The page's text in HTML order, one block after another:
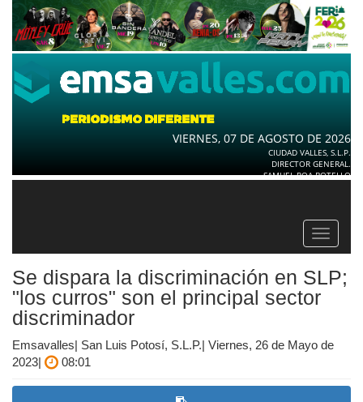
VIERNES, 07 DE AGOSTO DE 2026
CIUDAD VALLES, S.L.P.
DIRECTOR GENERAL.
SAMUEL ROA BOTELLO
Toggle
Se dispara la discriminación en SLP;
"los curros" son el principal sector
discriminador
Emsavalles| San Luis Potosí, S.L.P.| Viernes, 26 de Mayo de
2023|
08:01